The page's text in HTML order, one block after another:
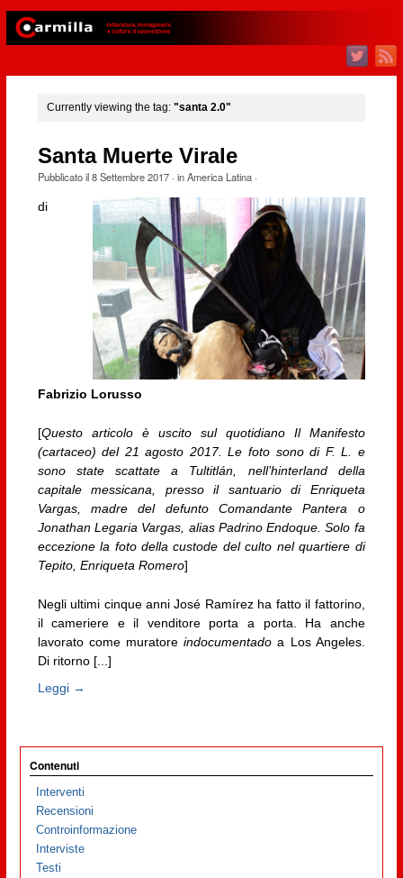
Currently viewing the tag: "santa 2.0"
Santa Muerte Virale
Pubblicato il8 Settembre 2017· inAmerica Latina·
di
Fabrizio Lorusso
[Questo articolo è uscito sul quotidiano Il Manifesto
(cartaceo) del 21 agosto 2017. Le foto sono di F. L. e
sono state scattate a Tultitlán, nell’hinterland della
capitale messicana, presso il santuario di Enriqueta
Vargas, madre del defunto Comandante Pantera o
Jonathan Legaria Vargas, alias Padrino Endoque. Solo fa
eccezione la foto della custode del culto nel quartiere di
Tepito, Enriqueta Romero]
Negli ultimi cinque anni José Ramírez ha fatto il fattorino,
il cameriere e il venditore porta a porta. Ha anche
lavorato come muratoreindocumentado a Los Angeles.
Di ritorno [...]
Leggi →
Contenuti
Interventi
Recensioni
Controinformazione
Interviste
Testi